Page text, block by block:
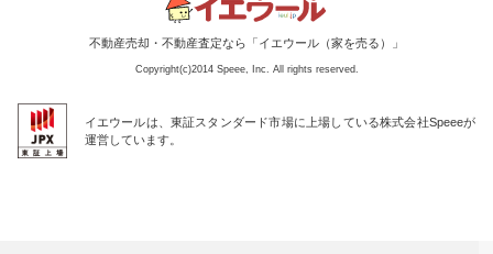
不動産売却・不動産査定なら「イエウール（家を売る）」
Copyright(c)2014 Speee, Inc. All rights reserved.
イエウールは、東証スタンダード市場に上場している株式会社Speeeが
運営しています。